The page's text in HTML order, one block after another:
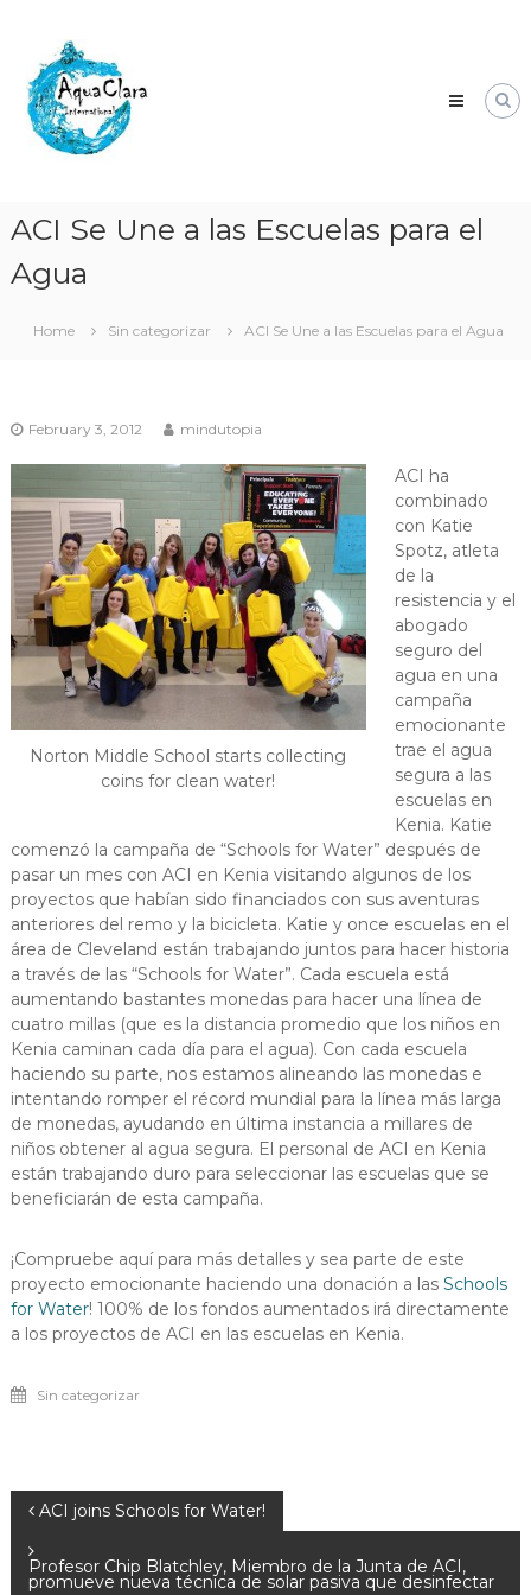
content
Clara
Clean
water
for
the
ACI Se Une a las Escuelas para el
Agua
Home Sin categorizar ACI Se Une a las Escuelas para el Agua
February 3, 2012 mindutopia
Norton Middle School starts collecting
coins for clean water!
ACI ha
combinado
con Katie
Spotz, atleta
de la
resistencia y el
abogado
seguro del
agua en una
campaña
emocionante
trae el agua
segura a las
escuelas en
Kenia. Katie
comenzó la campaña de “Schools for Water” después de
pasar un mes con ACI en Kenia visitando algunos de los
proyectos que habían sido financiados con sus aventuras
anteriores del remo y la bicicleta. Katie y once escuelas en el
área de Cleveland están trabajando juntos para hacer historia
a través de las “Schools for Water”. Cada escuela está
aumentando bastantes monedas para hacer una línea de
cuatro millas (que es la distancia promedio que los niños en
Kenia caminan cada día para el agua). Con cada escuela
haciendo su parte, nos estamos alineando las monedas e
intentando romper el récord mundial para la línea más larga
de monedas, ayudando en última instancia a millares de
niños obtener al agua segura. El personal de ACI en Kenia
están trabajando duro para seleccionar las escuelas que se
beneficiarán de esta campaña.
¡Compruebe aquí para más detalles y sea parte de este
proyecto emocionante haciendo una donación a las Schools
for Water! 100% de los fondos aumentados irá directamente
a los proyectos de ACI en las escuelas en Kenia.
Sin categorizar
Post
navigation
ACI joins Schools for Water!
Profesor Chip Blatchley, Miembro de la Junta de ACI,
promueve nueva técnica de solar pasiva que desinfectar